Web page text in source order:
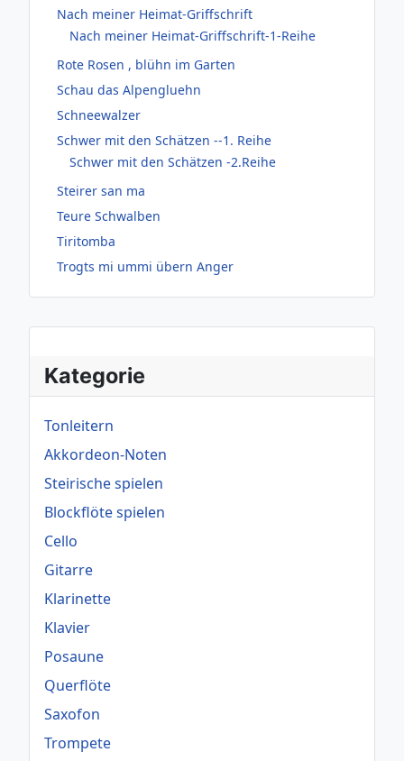
Kategorie
Tonleitern
Akkordeon-Noten
Steirische spielen
Blockflöte spielen
Cello
Gitarre
Klarinette
Klavier
Posaune
Querflöte
Saxofon
Trompete
Nach meiner Heimat-Griffschrift
Nach meiner Heimat-Griffschrift-1-Reihe
Rote Rosen , blühn im Garten
Schau das Alpengluehn
Schneewalzer
Schwer mit den Schätzen --1. Reihe
Schwer mit den Schätzen -2.Reihe
Steirer san ma
Teure Schwalben
Tiritomba
Trogts mi ummi übern Anger